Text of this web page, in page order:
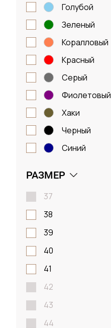
голубой
зеленый
коралловый
красный
серый
фиолетовый
хаки
черный
синий
РАЗМЕР
37
38
39
40
41
42
43
44